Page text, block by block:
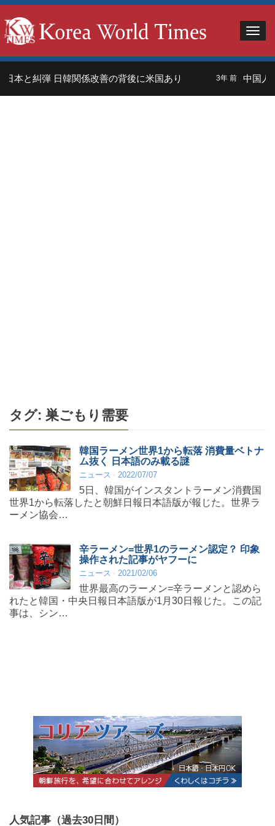
本と糾弾 日韓関係改善の背後に米国あり 3年 前 中国人観
タグ: 巣ごもり需要
韓国ラーメン世界1から転落 消費量ベトナ
ム抜く 日本語のみ載る謎
ニュース 2022/07/07
5日、韓国がインスタントラーメン消費国
世界1から転落したと朝鮮日報日本語版が報じた。世界ラ
ーメン協会…
辛ラーメン=世界1のラーメン認定？ 印象
操作された記事がヤフーに
ニュース 2021/02/06
世界最高のラーメン=辛ラーメンと認めら
れたと韓国・中央日報日本語版が1月30日報じた。この記
事は、シン…
人気記事（過去30日間）